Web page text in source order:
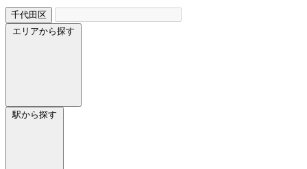
千代田区
エリアから探す
駅から探す